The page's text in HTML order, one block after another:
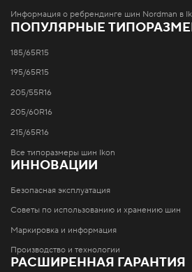
Информация о ребрендинге шин Nordman в
ПОПУЛЯРНЫЕ
185/65R15
195/65R15
205/55R16
205/60R16
215/65R16
Все типоразмеры шин Ikon
ИННОВАЦИИ
Безопасная эксплуатация
Советы по использованию и хранению шин
Маркировка и информация
Производство и технологии
РАСШИРЕННАЯ ГАРАНТИЯ